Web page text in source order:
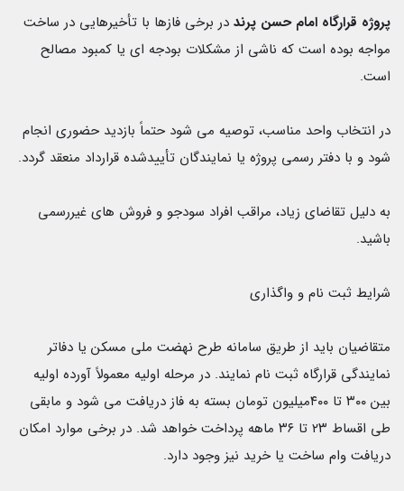
پروژه قرارگاه امام حسن پرند در برخى فازها با تأخيرهايى در ساخت
مواجه بوده است كه ناشى از مشكلات بودجه اى يا كمبود مصالح
است.
در انتخاب واحد مناسب، توصيه مى شود حتماً بازديد حضورى انجام
شود و با دفتر رسمى پروژه يا نمايندگان تأييدشده قرارداد منعقد گردد.
به دليل تقاضاى زياد، مراقب افراد سودجو و فروش هاى غيررسمى
باشيد.
شرايط ثبت نام و واگذاری
متقاضيان بايد از طريق سامانه طرح نهضت ملى مسكن يا دفاتر
نمايندگی قرارگاه ثبت نام نمايند. در مرحله اوليه معمولاً آورده اوليه
بين ۳۰۰ تا ۴۰۰
ميليون تومان بسته به فاز دريافت مى شود و مابقى
طى اقساط ٢٣ تا ۳۶ ماهه پرداخت خواهد شد. در برخى موارد امكان
دريافت وام ساخت يا خريد نيز وجود دارد.